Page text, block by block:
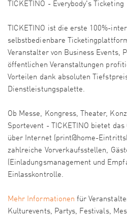
TICKETINO - Everybody's Ticketing
TICKETINO ist die erste 100%-
selbstbedienbare
Veranstalter von Business Events,
öffentlichen Veranstaltungen
Vorteilen dank absoluten
Dienstleistungspalette.
Ob Messe, Kongress, Theater,
Sportevent - TICKETINO bietet
über Internet (print@home-
zahlreiche Vorverkaufsstellen,
(Einladungsmanagement und
Einlasskontrolle.
Mehr Informationen für
Kulturevents, Partys, Festivals,